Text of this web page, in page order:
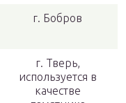
г. Бобров
г. Тверь,
используется в
качестве